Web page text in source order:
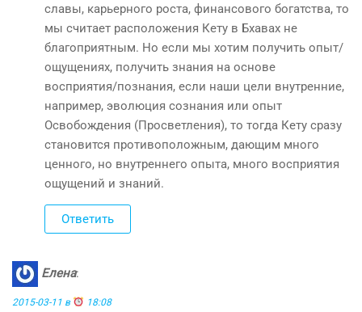
славы, карьерного роста, финансового богатства, то
мы считает расположения Кету в Бхавах не
благоприятным. Но если мы хотим получить опыт/
ощущениях, получить знания на основе
восприятия/познания, если наши цели внутренние,
например, эволюция сознания или опыт
Освобождения (Просветления), то тогда Кету сразу
становится противоположным, дающим много
ценного, но внутреннего опыта, много восприятия
ощущений и знаний.
Ответить
Елена:
2015-03-11 в 18:08